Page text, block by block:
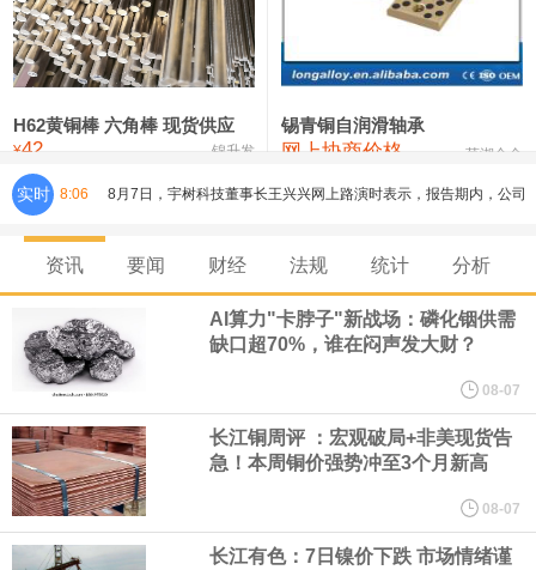
铸造铝合金锭(ZLD104) 24,300—24,500 24,400
压铸锌合金锭 26,500—26,700
氯化镍 38,300—40,300 39,300 0
H62黄铜棒 六角棒 现货供应
¥42 锦升发
锡青铜自润滑轴承
网上协商价格 芜湖合金
实时 8:06 8月7日，宇树科技董事长王兴兴网上路演时表示，报告期内，公司
研发费用金额分别为4,995.18万元、7,001.70万元、14,496.56万
元，最近3年复合增长率达70.36%，呈快速增长趋势，并形成多项
核心技术和知识产权。截至2026年1月31日，公司拥有262项专利权
（含境内发明专利20项）。
纽约期银日内涨4%，现报64.08美元/盎司。
宇树科技董事长、总经理兼首席技术官王兴兴在网上路演时表示，
资讯 要闻 财经 法规 统计 分析
AI算力"卡脖子"新战场：磷化铟供需
缺口超70%，谁在闷声发大财？
08-07
长江铜周评 ：宏观破局+非美现货告
急！本周铜价强势冲至3个月新高
08-07
长江有色：7日镍价下跌 市场情绪谨